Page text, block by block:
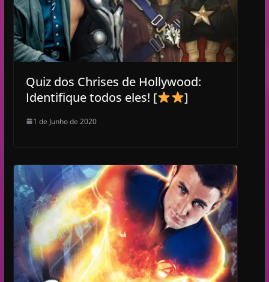
Quiz dos Chrises de Hollywood:
Identifique todos eles! [
]
1 de Junho de 2020